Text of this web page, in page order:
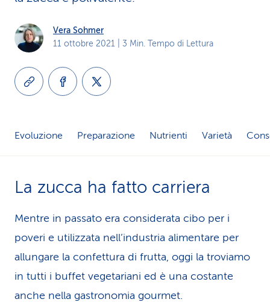
r
v
i
i
Vera Sohmer
11 ottobre 2021 | 3 Min. Tempo di Lettura
Evoluzione Preparazione Nutrienti Varietà
La zucca ha fatto carriera
Mentre in passato era considerata cibo per i
poveri e utilizzata nell’industria alimentare per
allungare la confettura di frutta, oggi la troviamo
in tutti i buffet vegetariani ed è una costante
anche nella gastronomia gourmet.